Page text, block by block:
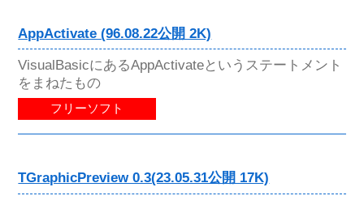
AppActivate (96.08.22公開 2K)
VisualBasicにあるAppActivateというステートメント
をまねたもの
フリーソフト
TGraphicPreview 0.3(23.05.31公開 17K)